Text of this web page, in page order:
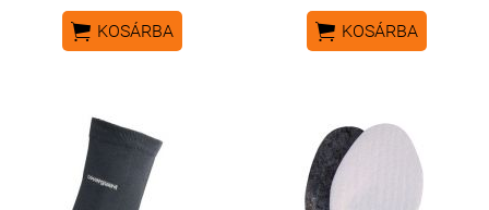
 KOSÁRBA  KOSÁRBA